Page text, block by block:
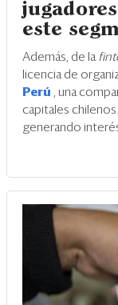
este
Además, de la
licencia de
Perú , una
capitales
generando